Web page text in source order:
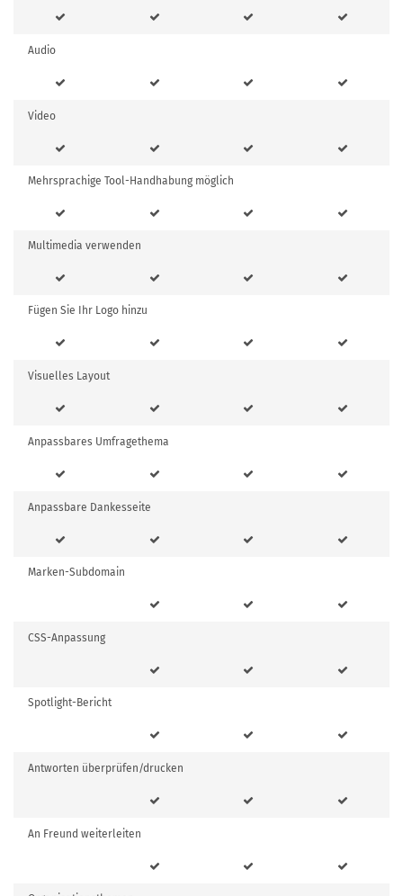
Audio
Video
Mehrsprachige Tool-Handhabung möglich
Multimedia verwenden
Fügen Sie Ihr Logo hinzu
Visuelles Layout
Anpassbares Umfragethema
Anpassbare Dankesseite
Marken-Subdomain
CSS-Anpassung
Spotlight-Bericht
Antworten überprüfen/drucken
An Freund weiterleiten